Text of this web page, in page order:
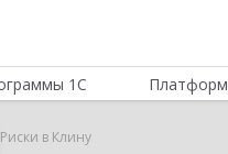
1С
Риски в Клину